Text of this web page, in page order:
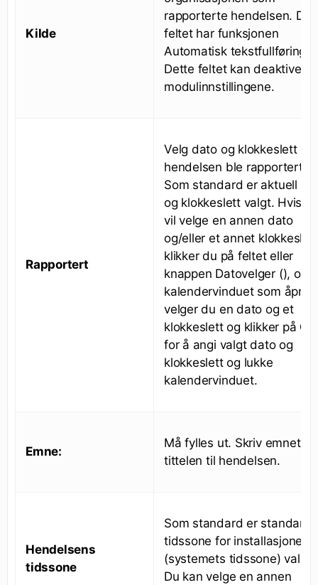
Kilde
rapporterte hendelsen.
feltet har funksjonen
Automatisk tekstfullføring.
Dette feltet kan
modulinnstillingene.
Rapportert
Velg dato og klokkeslett da
hendelsen ble rapportert.
Som standard er aktuell
og klokkeslett valgt. Hvis
vil velge en annen dato
og/eller et annet
klikker du på feltet eller
knappen Datovelger (), og i
kalendervinduet som
velger du en dato og et
klokkeslett og klikker påOK
for å angi valgt dato og
klokkeslett og lukke
kalendervinduet.
Emne:
Må fylles ut. Skriv emnet
tittelen til hendelsen.
Hendelsens
tidssone
Som standard er standard
tidssone for installasjonen
(systemets tidssone) valgt.
Du kan velge en annen